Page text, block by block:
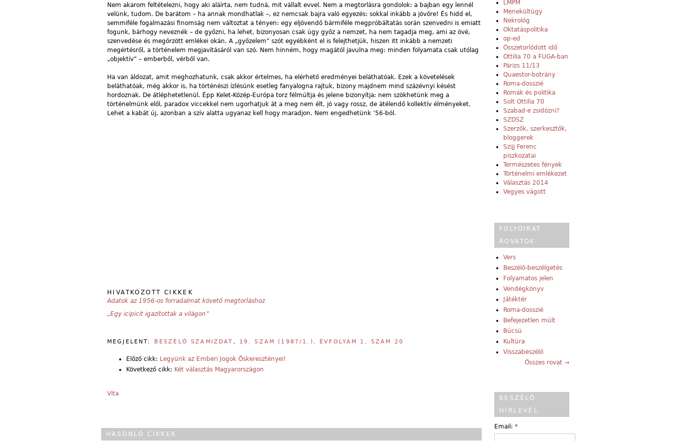
Nem akarom feltételezni, hogy aki aláírta, nem tudná, mit vállalt evvel. Nem a megtorlásra gondolok: a bajban egy lennél
velünk, tudom. De barátom – ha annak mondhatlak –, ez nemcsak bajra való egyezés: sokkal inkább a jövőre! És hidd el,
semmiféle fogalmazási finomság nem változtat a tényen: egy eljövendő bármiféle megpróbáltatás során szenvedni is emiatt
fogunk, bárhogy neveznék – de győzni, ha lehet, bizonyosan csak úgy győz a nemzet, ha nem tagadja meg, ami az övé,
szenvedése és megőrzött emlékei okán. A „győzelem” szót egyébként el is felejthetjük, hiszen itt inkább a nemzeti
megértésről, a történelem megjavításáról van szó. Nem hinném, hogy magától javulna meg: minden folyamata csak utólag
„objektív” – emberből, vérből van.
Ha van áldozat, amit meghozhatunk, csak akkor értelmes, ha elérhető eredményei beláthatóak. Ezek a követelések
beláthatóak, még akkor is, ha történészi ízlésünk esetleg fanyalogna rajtuk, bizony majdnem mind százévnyi késést
hordoznak. De átléphetetlenül. Épp Kelet-Közép-Európa torz félmúltja és jelene bizonyítja: nem szökhetünk meg a
történelmünk elől, paradox viccekkel nem ugorhatjuk át a meg nem élt, jó vagy rossz, de átélendő kollektív élményeket.
Lehet a kabát új, azonban a szív alatta ugyanaz kell hogy maradjon. Nem engedhetünk ’56-ból.
HIVATKOZOTT CIKKEK
Adatok az 1956-os forradalmat követő megtorláshoz
„Egy icipicit igazítottak a világon”
MEGJELENT: BESZÉLŐ SZAMIZDAT 19. SZÁM (1987/1.), ÉVFOLYAM 1, SZÁM 20
Előző cikk: Legyünk az Emberi Jogok Őskeresztényei!
Következő cikk: Két választás Magyarországon
Vita
HASONLÓ CIKKEK
LMPM
Menekültügy
Nekrológ
Oktatáspolitika
op-ed
Összetorlódott idő
Ottilia 70 a FUGA-ban
Párizs 11/13
Quaestor-botrány
Roma-dosszié
Romák és politika
Solt Ottilia 70
Szabad-e zsidózni?
SZDSZ
Szerzők, szerkesztők,
bloggerek
Szijj Ferenc
piszkozatai
Természetes fények
Történelmi emlékezet
Választás 2014
Vegyes vágott
FOLYÓIRAT
ROVATOK
Vers
Beszélő-beszélgetés
Folyamatos jelen
Vendégkönyv
Játéktér
Roma-dosszié
Befejezetlen múlt
Búcsú
Kultúra
Visszabeszélő
Összes rovat →
BESZÉLŐ
HÍRLEVÉL
Email: *